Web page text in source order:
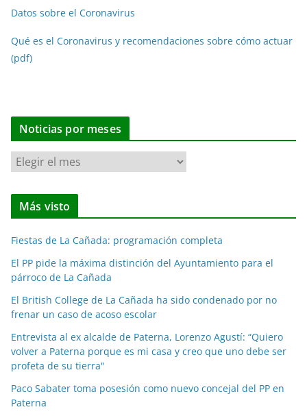
Datos sobre el Coronavirus
Qué es el Coronavirus y recomendaciones sobre cómo actuar
(pdf)
Noticias por meses
N
o
t
i
a
s
p
o
r
m
e
s
e
Más visto
Fiestas de La Cañada: programación completa
El PP pide la máxima distinción del Ayuntamiento para el
párroco de La Cañada
El British College de La Cañada ha sido condenado por no
frenar un caso de acoso escolar
Entrevista al ex alcalde de Paterna, Lorenzo Agustí: “Quiero
volver a Paterna porque es mi casa y creo que uno debe ser
profeta de su tierra"
Paco Sabater toma posesión como nuevo concejal del PP en
Paterna